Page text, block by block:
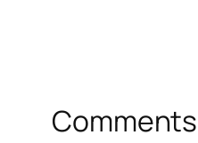
Comments